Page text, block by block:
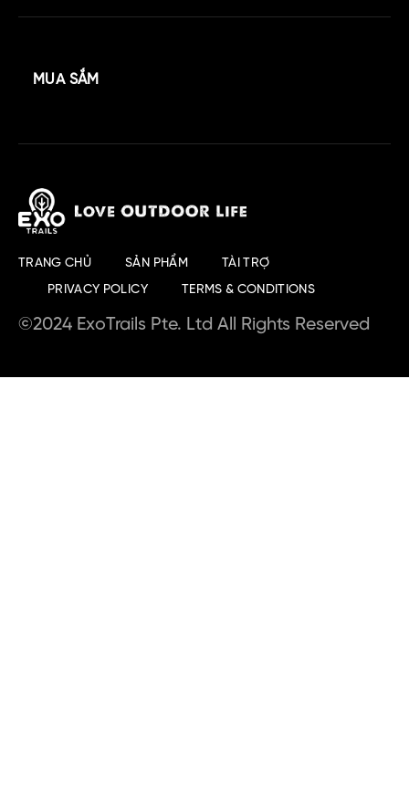
MUA SẮM
TRANG CHỦ SẢN PHẨM TÀI TRỢ
PRIVACY POLICY TERMS & CONDITIONS
©2024 ExoTrails Pte. Ltd All Rights Reserved